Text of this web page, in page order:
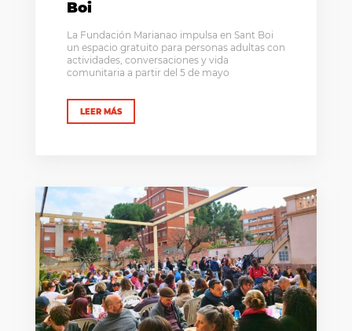
Boi
La Fundación Marianao impulsa en Sant Boi
un espacio gratuito para personas adultas con
actividades, conversaciones y vida
comunitaria a partir del 5 de mayo
LEER MÁS